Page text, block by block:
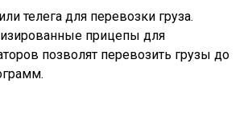
телега для перевозки груза.
прицепы для
позволят перевозить грузы до